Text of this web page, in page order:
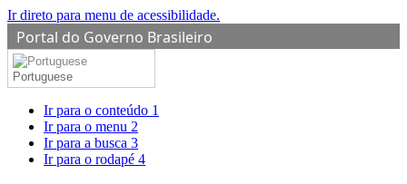
Ir direto para menu de acessibilidade.
Portal do Governo Brasileiro
Portuguese
Ir para o conteúdo 1
Ir para o menu 2
Ir para a busca 3
Ir para o rodapé 4